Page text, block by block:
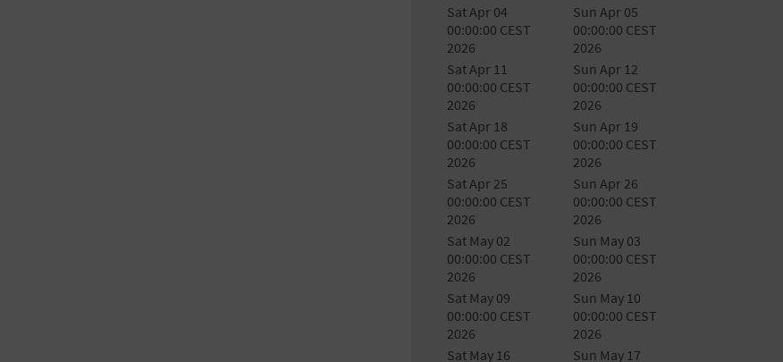
Sat Apr 04
00:00:00 CEST
2026
Sun Apr 05
00:00:00 CEST
2026
Sat Apr 11
00:00:00 CEST
2026
Sun Apr 12
00:00:00 CEST
2026
Sat Apr 18
00:00:00 CEST
2026
Sun Apr 19
00:00:00 CEST
2026
Sat Apr 25
00:00:00 CEST
2026
Sun Apr 26
00:00:00 CEST
2026
Sat May 02
00:00:00 CEST
2026
Sun May 03
00:00:00 CEST
2026
Sat May 09
00:00:00 CEST
2026
Sun May 10
00:00:00 CEST
2026
Sat May 16
Sun May 17